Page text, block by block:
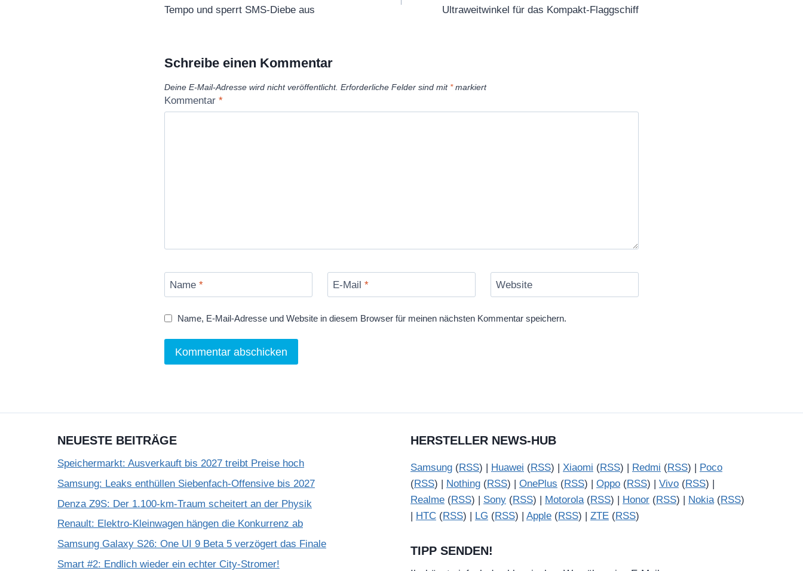
Tempo und sperrt SMS-Diebe aus
Ultraweitwinkel für das Kompakt-Flaggschiff
Schreibe einen Kommentar
Deine E-Mail-Adresse wird nicht veröffentlicht. Erforderliche Felder sind mit *markiert
Kommentar *
Name * E-Mail * Website
Name, E-Mail-Adresse und Website in diesem Browser für meinen nächsten Kommentar speichern.
NEUESTE BEITRÄGE
Speichermarkt: Ausverkauft bis 2027 treibt Preise hoch
Samsung: Leaks enthüllen Siebenfach-Offensive bis 2027
Denza Z9S: Der 1.100-km-Traum scheitert an der Physik
Renault: Elektro-Kleinwagen hängen die Konkurrenz ab
Samsung Galaxy S26: One UI 9 Beta 5 verzögert das Finale
Smart #2: Endlich wieder ein echter City-Stromer!
HERSTELLER NEWS-HUB
Samsung (RSS) | Huawei (RSS) | Xiaomi (RSS) | Redmi (RSS) | Poco
(RSS) | Nothing (RSS) | OnePlus (RSS) | Oppo (RSS) | Vivo (RSS) |
Realme (RSS) | Sony (RSS) | Motorola(RSS) | Honor (RSS) | Nokia(RSS)
| HTC (RSS) | LG (RSS) | Apple (RSS) | ZTE (RSS)
TIPP SENDEN!